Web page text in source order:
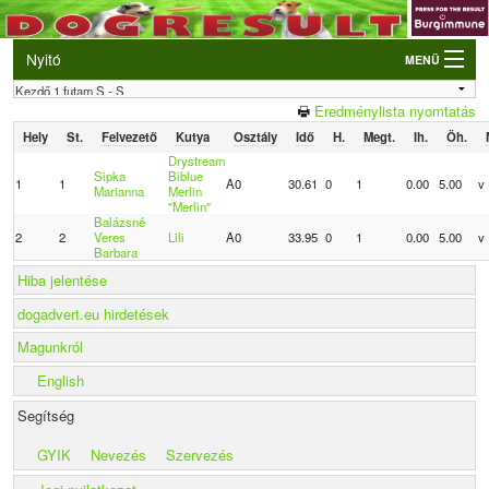
Nyitó MENÜ
Belépés
VB és EO válogatók
Rendezvények
Kutyák
Tulajdonosok/Felvezetők
Eredménylista nyomtatás
Hely St. Felvezető Kutya Osztály Idő H. Megt. Ih. Öh.
1 1
Sipka
Marianna
Drystream
Biblue
Merlin
"Merlin"
A0 30.61 0 1 0.00 5.00 v
2 2
Balázsné
Veres
Barbara
Lili A0 33.95 0 1 0.00 5.00 v
Hiba jelentése
dogadvert.eu hirdetések
Magunkról
English
Segítség
GYIK
Nevezés
Szervezés